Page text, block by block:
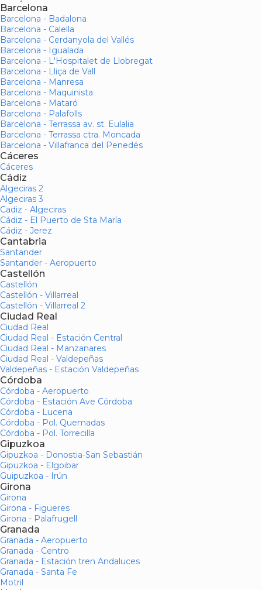
Barcelona
Barcelona - Badalona
Barcelona - Calella
Barcelona - Cerdanyola del Vallés
Barcelona - Igualada
Barcelona - L'Hospitalet de Llobregat
Barcelona - Lliça de Vall
Barcelona - Manresa
Barcelona - Maquinista
Barcelona - Mataró
Barcelona - Palafolls
Barcelona - Terrassa av. st. Eulalia
Barcelona - Terrassa ctra. Moncada
Barcelona - Villafranca del Penedés
Cáceres
Cáceres
Cádiz
Algeciras 2
Algeciras 3
Cadiz - Algeciras
Cádiz - El Puerto de Sta María
Cádiz - Jerez
Cantabria
Santander
Santander - Aeropuerto
Castellón
Castellón
Castellón - Villarreal
Castellón - Villarreal 2
Ciudad Real
Ciudad Real
Ciudad Real - Estación Central
Ciudad Real - Manzanares
Ciudad Real - Valdepeñas
Valdepeñas - Estación Valdepeñas
Córdoba
Córdoba - Aeropuerto
Córdoba - Estación Ave Córdoba
Córdoba - Lucena
Córdoba - Pol. Quemadas
Córdoba - Pol. Torrecilla
Gipuzkoa
Gipuzkoa - Donostia-San Sebastián
Gipuzkoa - Elgoibar
Guipuzkoa - Irún
Girona
Girona
Girona - Figueres
Girona - Palafrugell
Granada
Granada - Aeropuerto
Granada - Centro
Granada - Estación tren Andaluces
Granada - Santa Fe
Motril